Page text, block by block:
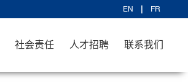
EN FR
社会责任 人才招聘 联系我们